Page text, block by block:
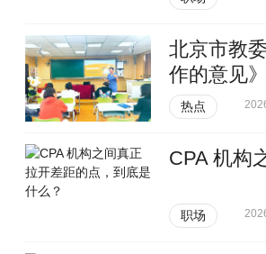
北京市教
作的意见
热点
CPA 机构
职场